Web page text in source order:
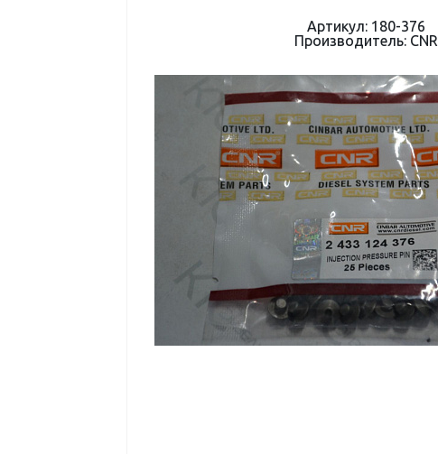
Артикул: 180-376
Производитель: CNR